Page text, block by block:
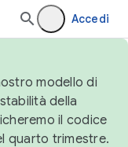
Accedi
modello di
della
il codice
quarto trimestre.